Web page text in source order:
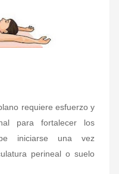
requiere esfuerzo y
para fortalecer los
iniciarse una vez
perineal o suelo